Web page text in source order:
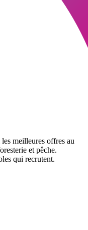
meilleures offres au
et pêche.
qui recrutent.